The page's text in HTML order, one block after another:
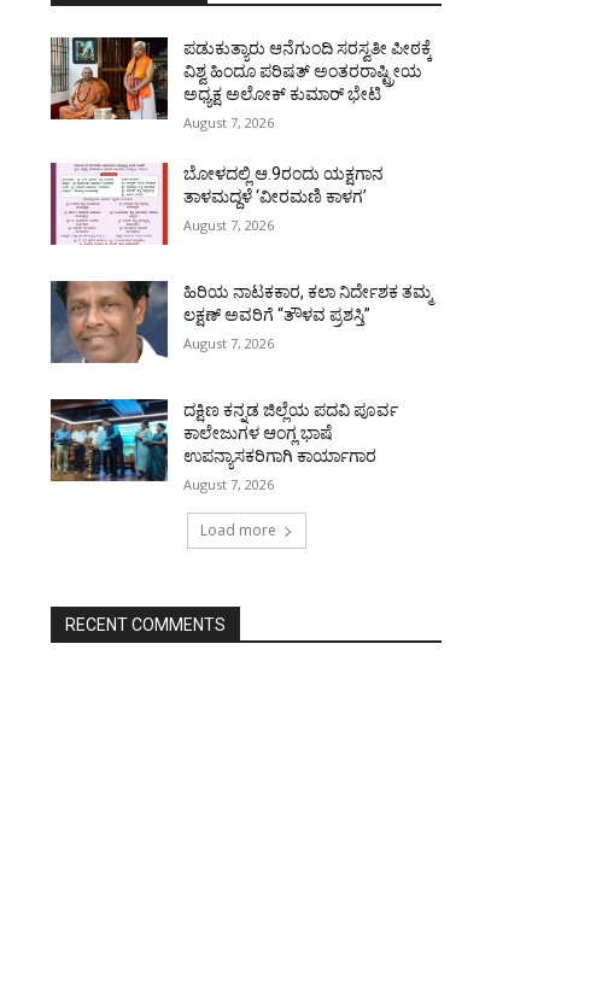
ಪಡುಕುತ್ಯಾರು ಆನೆಗುಂದಿ ಸರಸ್ವತೀ ಪೀಠಕ್ಕೆ
ವಿಶ್ವ ಹಿಂದೂ ಪರಿಷತ್ ಅಂತರರಾಷ್ಟ್ರೀಯ
ಅಧ್ಯಕ್ಷ ಅಲೋಕ್ ಕುಮಾರ್ ಭೇಟಿ
August 7, 2026
ಬೋಳದಲ್ಲಿ ಆ.9ರಂದು ಯಕ್ಷಗಾನ
ತಾಳಮದ್ದಳೆ ‘ವೀರಮಣಿ ಕಾಳಗ’
August 7, 2026
ಹಿರಿಯ ನಾಟಕಕಾರ, ಕಲಾ ನಿರ್ದೇಶಕ ತಮ್ಮ
ಲಕ್ಷಣ್ ಅವರಿಗೆ “ತೌಳವ ಪ್ರಶಸ್ತಿ”
August 7, 2026
ದಕ್ಷಿಣ ಕನ್ನಡ ಜಿಲ್ಲೆಯ ಪದವಿ ಪೂರ್ವ
ಕಾಲೇಜುಗಳ ಆಂಗ್ಲ ಭಾಷೆ
ಉಪನ್ಯಾಸಕರಿಗಾಗಿ ಕಾರ್ಯಾಗಾರ
August 7, 2026
Load more
RECENT COMMENTS